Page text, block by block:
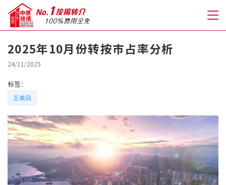
关于我们
格到至抵按揭
人才房贷・开户优惠
免费房贷转介服务
免费开户转介服务
2025年10月份转按巿占率分析
24/11/2025
标签：
王美凤